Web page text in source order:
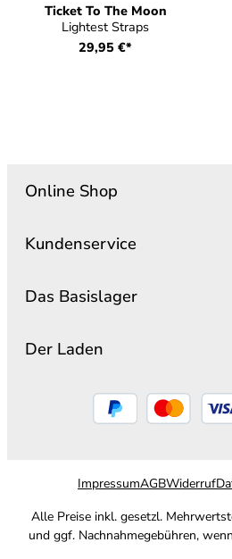
Ticket To The Moon
Lightest Straps
29,95 €*
Online Shop
Kundenservice
Das Basislager
Der Laden
ImpressumAGBWiderruf
Alle Preise inkl. gesetzl.
und ggf. Nachnahmegebühren,